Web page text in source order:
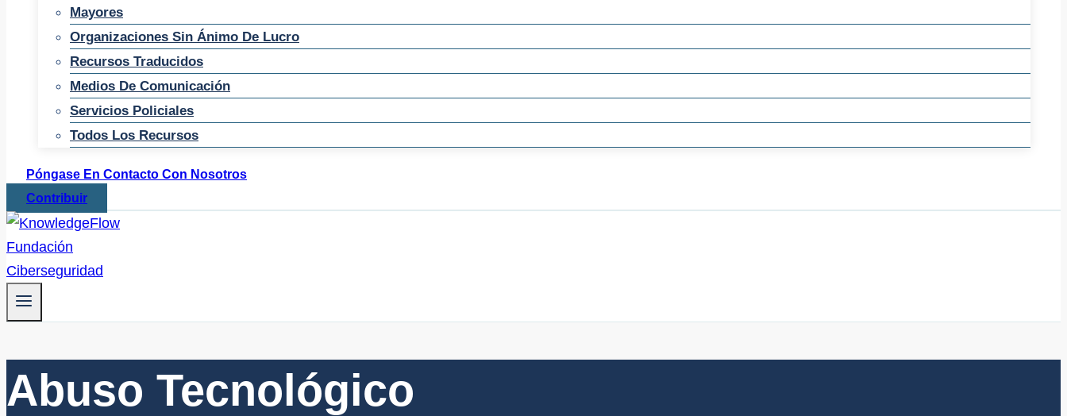
Mayores
Organizaciones Sin Ánimo De Lucro
Recursos Traducidos
Medios De Comunicación
Servicios Policiales
Todos Los Recursos
Póngase En Contacto Con Nosotros
Contribuir
Abuso Tecnológico